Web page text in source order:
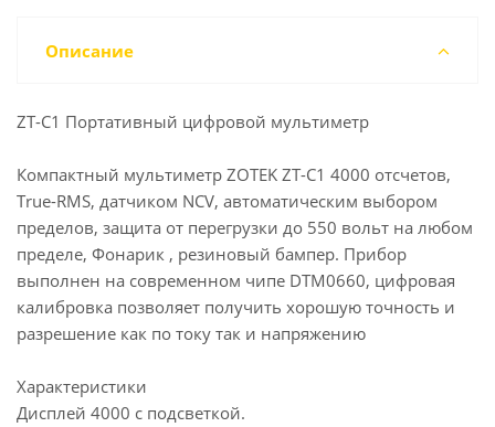
Описание
ZT-C1 Портативный цифровой мультиметр
Компактный мультиметр ZOTEK ZT-C1 4000 отсчетов,
True-RMS, датчиком NCV, автоматическим выбором
пределов, защита от перегрузки до 550 вольт на любом
пределе, Фонарик , резиновый бампер. Прибор
выполнен на современном чипе DTM0660, цифровая
калибровка позволяет получить хорошую точность и
разрешение как по току так и напряжению
Характеристики
Дисплей 4000 с подсветкой.